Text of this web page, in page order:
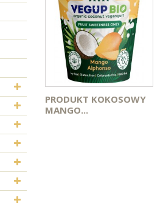
PRODUKT KOKOSOWY
MANGO...